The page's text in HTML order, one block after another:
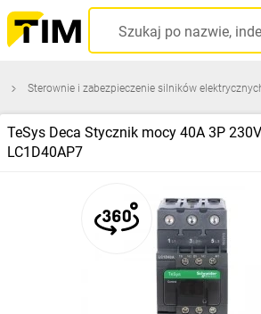
Sterownie i zabezpieczenie silników
TeSys Deca Stycznik mocy 40A 3P
LC1D40AP7